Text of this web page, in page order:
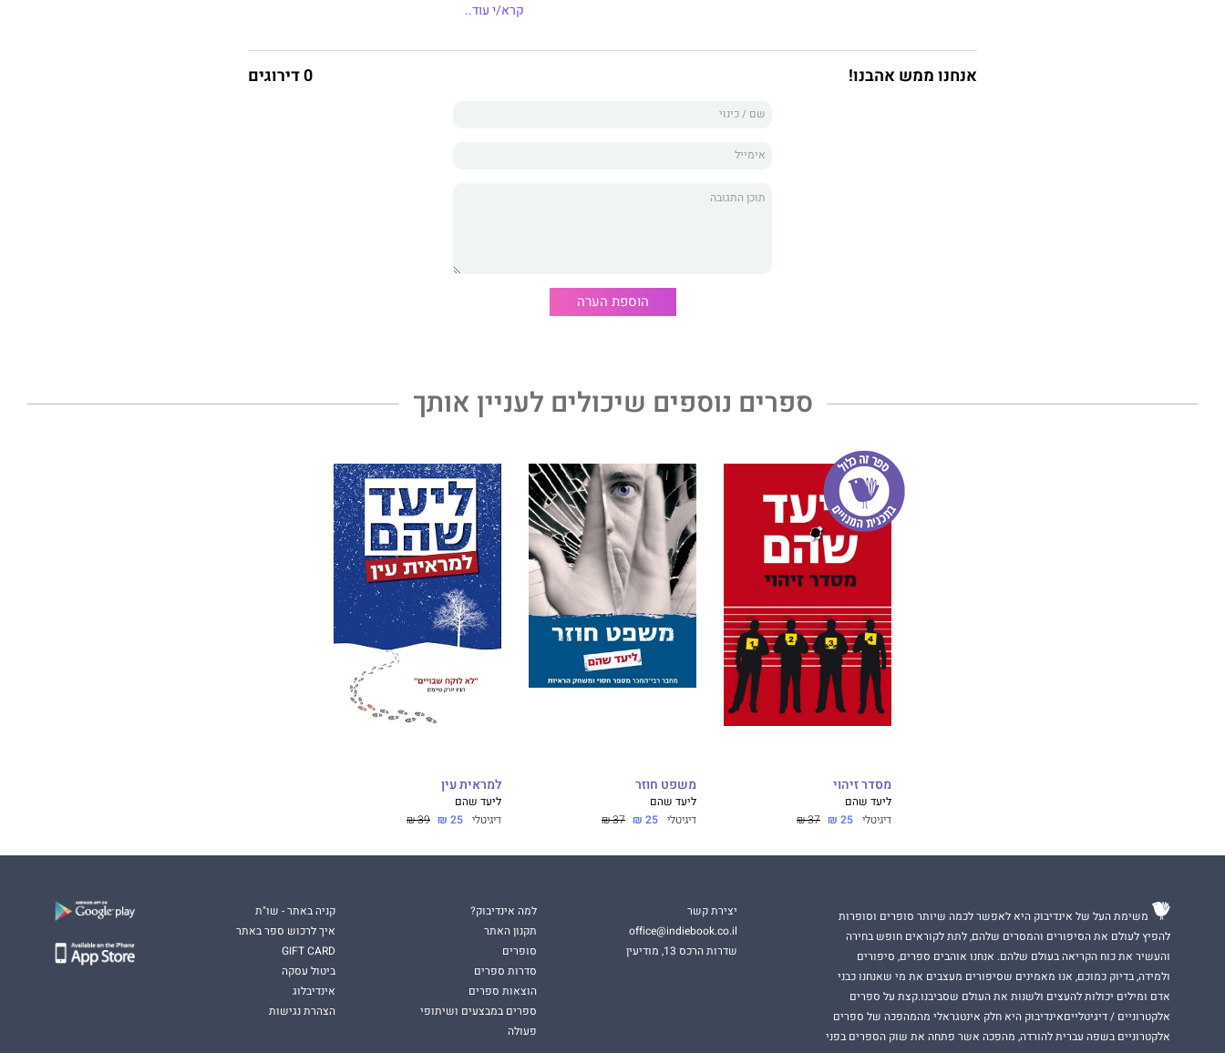
הבנקאי המסתורי שאחריו רדפה, ומה פשר הראיות הסותרות שנמצאו בזירה?
חושדת במניעיו ומאמינה שמיכל פולג, בחורה קטנטונת בעלת כישרון מיוחד לעצבן
הלב של מיכל, יוצאת ענת לפענח פאזל קטלני, המורכב מקורבנות ופושעי מלחמה,
שתחשוף תפגיש אותה פנים אל פנים עם רוע שלא ידעה כמוהו, עם דעות קדומות
קרא/י עוד..
אנחנו ממש אהבנו! 0 דירוגים
הוספת הערה
ספרים נוספים שיכולים לעניין אותך
מסדר זיהוי
ליעד שהם
דיגיטלי 25 ₪
37 ₪
משפט חוזר
ליעד שהם
דיגיטלי 25 ₪
37 ₪
למראית עין
ליעד שהם
דיגיטלי 25 ₪
39 ₪
משימת העל של אינדיבוק היא לאפשר לכמה שיותר סופרים וסופרות
להפיץ לעולם את הסיפורים והמסרים שלהם, לתת לקוראים חופש בחירה
והעשיר את כוח הקריאה בעולם שלהם. אנחנו אוהבים ספרים, סיפורים
ולמידה, בדיוק כמוכם, אנו מאמינים שסיפורים מעצבים את מי שאנחנו כבני
אדם ומילים יכולות להעצים ולשנות את העולם שסביבנו.קצת על ספרים
אלקטרוניים / דיגיטלייםאינדיבוק היא חלק אינטגראלי מהמהפכה של ספרים
אלקטרוניים בשפה עברית להורדה, מהפכה אשר פתחה את שוק הספרים בפני
יצירת קשר
office@indiebook.co.il
שדרות הרכס 13, מודיעין
למה אינדיבוק?
תקנון האתר
סופרים
סדרות ספרים
הוצאות ספרים
ספרים במבצעים ושיתופי
פעולה
קניה באתר - שו"ת
איך לרכוש ספר באתר
GIFT CARD
ביטול עסקה
אינדיבלוג
הצהרת נגישות